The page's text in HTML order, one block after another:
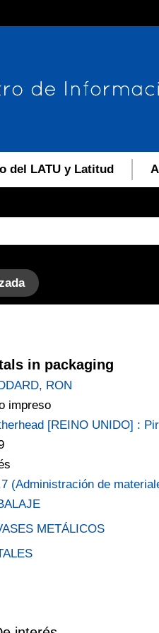
del LATU y Latitud
in packaging
RON
impreso
[REINO UNIDO] :
(Administración de
METÁLICOS